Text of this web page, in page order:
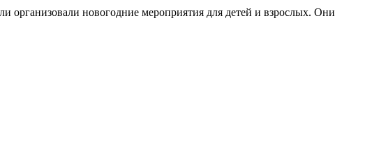
организовали новогодние мероприятия для детей и взрослых. Они